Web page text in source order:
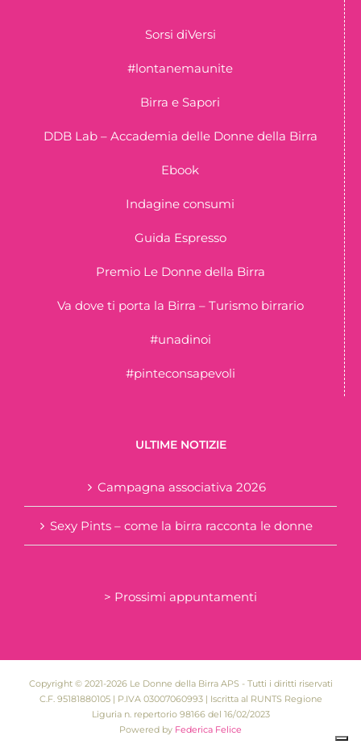
Sorsi diVersi
#lontanemaunite
Birra e Sapori
DDB Lab – Accademia delle Donne della Birra
Ebook
Indagine consumi
Guida Espresso
Premio Le Donne della Birra
Va dove ti porta la Birra – Turismo birrario
#unadinoi
#pinteconsapevoli
ULTIME NOTIZIE
Campagna associativa 2026
Sexy Pints – come la birra racconta le donne
> Prossimi appuntamenti
Copyright © 2021-2026 Le Donne della Birra APS - Tutti i diritti riservati
C.F. 95181880105 | P.IVA 03007060993 | Iscritta al RUNTS Regione
Liguria n. repertorio 98166 del 16/02/2023
Powered by Federica Felice